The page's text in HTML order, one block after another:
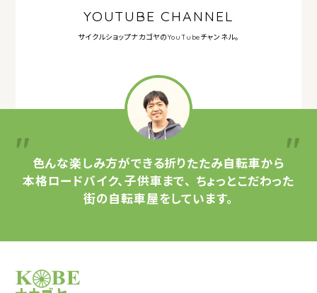
YOUTUBE CHANNEL
サイクルショップナカゴヤのYouTubeチャンネル。
色んな楽しみ方ができる折りたたみ自転車から
本格ロードバイク、子供車まで、 ちょっとこだわった
街の自転車屋をしています。
サイクルショップナカゴヤ